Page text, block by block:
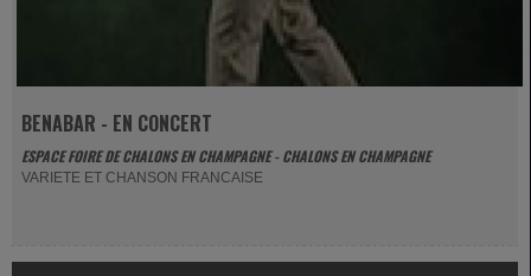
BENABAR - EN CONCERT
ESPACE FOIRE DE CHALONS EN CHAMPAGNE - CHALONS EN CHAMPAGNE
VARIETE ET CHANSON FRANCAISE